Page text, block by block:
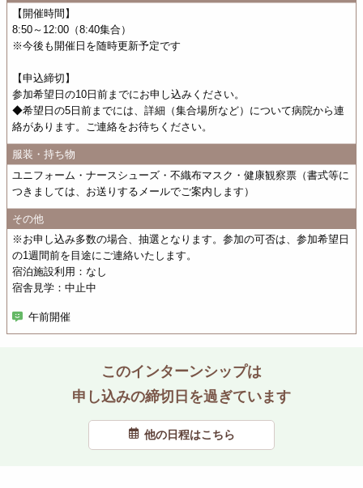
【開催時間】
8:50～12:00（8:40集合）
※今後も開催日を随時更新予定です
【申込締切】
参加希望日の10日前までにお申し込みください。
◆希望日の5日前までには、詳細（集合場所など）について病院から連
絡があります。ご連絡をお待ちください。
服装・持ち物
ユニフォーム・ナースシューズ・不織布マスク・健康観察票（書式等に
つきましては、お送りするメールでご案内します）
その他
※お申し込み多数の場合、抽選となります。参加の可否は、参加希望日
の1週間前を目途にご連絡いたします。
宿泊施設利用：なし
宿舎見学：中止中
午前開催
このインターンシップは
申し込みの締切日を過ぎています
他の日程はこちら